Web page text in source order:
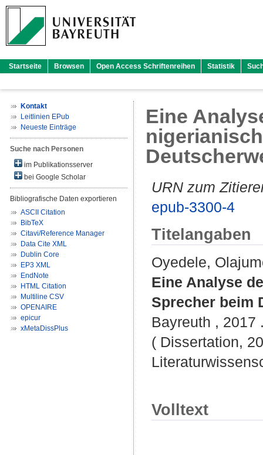
Startseite Browsen Open Access Schriftenreihen Statistik
Kontakt
Leitlinien EPub
Neueste Einträge
Suche nach Personen
im Publikationsserver
bei Google Scholar
Bibliografische Daten exportieren
ASCII Citation
BibTeX
Citavi/Reference Manager
Data Cite XML
Dublin Core
EP3 XML
EndNote
HTML Citation
Multiline CSV
OPENAIRE
epicur
xMetaDissPlus
Eine
URN zum
epub-3300-4
Titelangaben
Oyedele,
Eine Analyse
Sprecher beim
Bayreuth , 2017
( Dissertation,
Volltext